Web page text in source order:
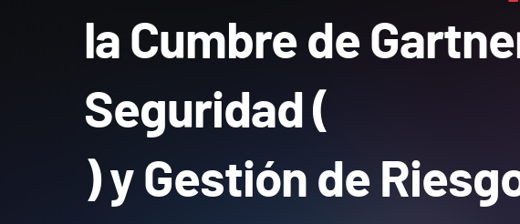
la Cumbre de
Seguridad (
) y Gestión de